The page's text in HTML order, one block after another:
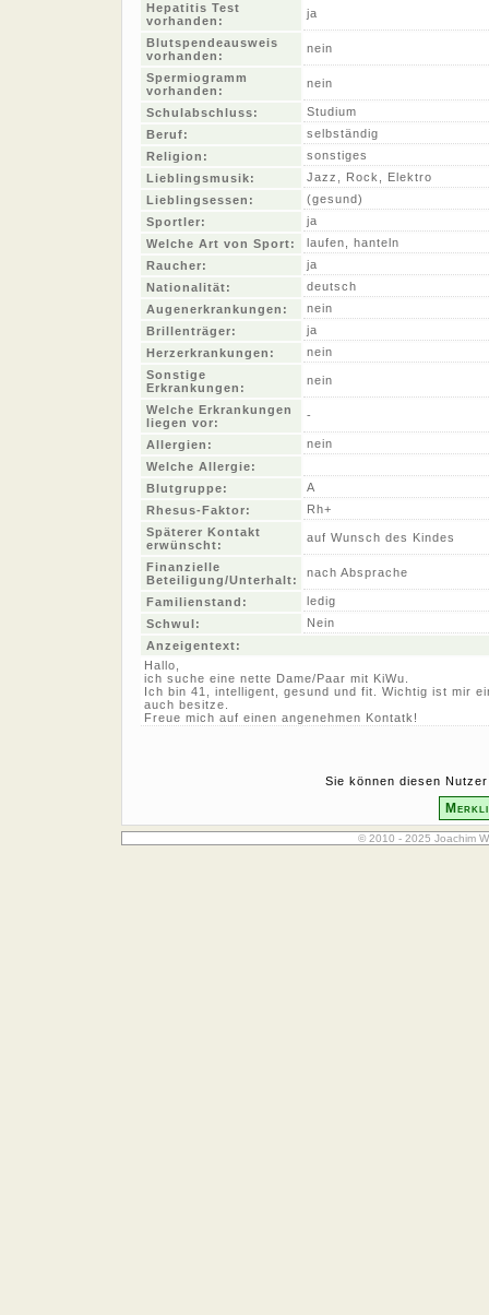
Hepatitis Test
vorhanden:
ja
Blutspendeausweis
vorhanden:
nein
Spermiogramm
vorhanden:
nein
Schulabschluss:
Studium
Beruf:
selbständig
Religion:
sonstiges
Lieblingsmusik:
Jazz, Rock, Elektro
Lieblingsessen:
(gesund)
Sportler:
ja
Welche Art von Sport:
laufen, hanteln
Raucher:
ja
Nationalität:
deutsch
Augenerkrankungen:
nein
Brillenträger:
ja
Herzerkrankungen:
nein
Sonstige
Erkrankungen:
nein
Welche Erkrankungen
liegen vor:
-
Allergien:
nein
Welche Allergie:
Blutgruppe:
A
Rhesus-Faktor:
Rh+
Späterer Kontakt
erwünscht:
auf Wunsch des Kindes
Finanzielle
Beteiligung/Unterhalt:
nach Absprache
Familienstand:
ledig
Schwul:
Nein
Anzeigentext:
Hallo,
ich suche eine nette Dame/Paar mit KiWu.
Ich bin 41, intelligent, gesund und fit. Wichtig ist mir
auch besitze.
Freue mich auf einen angenehmen Kontatk!
Sie können diesen
© 2010 - 2025 Joachim